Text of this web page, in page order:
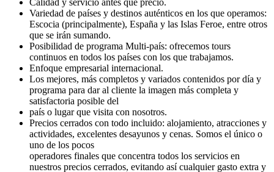
Calidad y servicio antes que precio.
Variedad de países y destinos auténticos en los que operamos:
Escocia (principalmente), España y las Islas Feroe, entre otros
que se irán sumando.
Posibilidad de programa Multi-país: ofrecemos tours
continuos en todos los países con los que trabajamos.
Enfoque empresarial internacional.
Los mejores, más completos y variados contenidos por día y
programa para dar al cliente la imagen más completa y
satisfactoria posible del
país o lugar que visita con nosotros.
Precios cerrados con todo incluido: alojamiento, atracciones y
actividades, excelentes desayunos y cenas. Somos el único o
uno de los pocos
operadores finales que concentra todos los servicios en
nuestros precios cerrados, evitando así cualquier gasto extra y